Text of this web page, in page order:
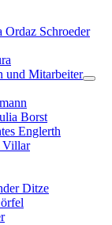
Schroeder
und Mitarbeiter
Borst
Englerth
Villar
Ditze